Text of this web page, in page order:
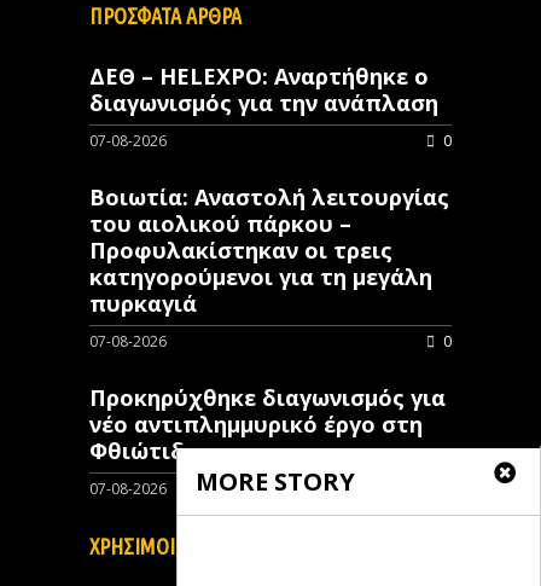
MORE STORY
ΠΡΟΣΦΑΤΑ ΑΡΘΡΑ
ΔΕΘ – HELEXPO: Αναρτήθηκε ο
διαγωνισμός για την ανάπλαση
07-08-2026 0
Βοιωτία: Αναστολή λειτουργίας
του αιολικού πάρκου –
Προφυλακίστηκαν οι τρεις
κατηγορούμενοι για τη μεγάλη
πυρκαγιά
07-08-2026 0
Προκηρύχθηκε διαγωνισμός για
νέo αντιπλημμυρικό έργο στη
Φθιώτιδα
07-08-2026
ΧΡΗΣΙΜΟΙ ΣΥΝΔΕΣΜΟΙ